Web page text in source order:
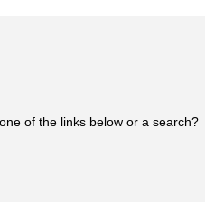
of the links below or a search?